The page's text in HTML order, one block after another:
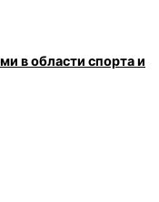
в области спорта и